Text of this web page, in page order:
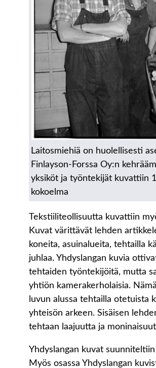
Laitosmiehiä on huolellisesti
Finlayson-Forssa Oy:n
yksiköt ja työntekijät kuvattiin
kokoelma
Tekstiiliteollisuutta kuvattiin
Kuvat värittävät lehden
koneita, asuinalueita, tehtailla
juhlaa. Yhdyslangan kuvia
tehtaiden työntekijöitä, mutta
yhtiön kamerakerholaisia.
luvun alussa tehtailla otetuista
yhteisön arkeen. Sisäisen
tehtaan laajuutta ja
Yhdyslangan kuvat
Myös osassa Yhdyslangan